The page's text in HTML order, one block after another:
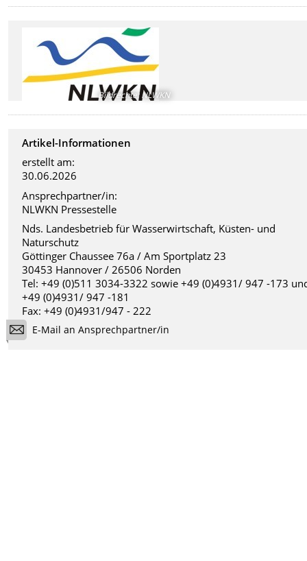
Bildrechte:NLWKN
Artikel-Informationen
erstellt am:
30.06.2026
Ansprechpartner/in:
NLWKN Pressestelle
Nds. Landesbetrieb für Wasserwirtschaft, Küsten- und
Naturschutz
Göttinger Chaussee 76a / Am Sportplatz 23
30453 Hannover / 26506 Norden
Tel: +49 (0)511 3034-3322 sowie +49 (0)4931/ 947 -173
+49 (0)4931/ 947 -181
Fax: +49 (0)4931/947 - 222
E-Mail an Ansprechpartner/in